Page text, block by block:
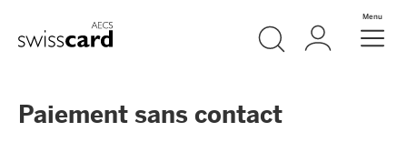
Header
Logo Meta Navigation
Recherche
Login Menu
Paiement sans contact